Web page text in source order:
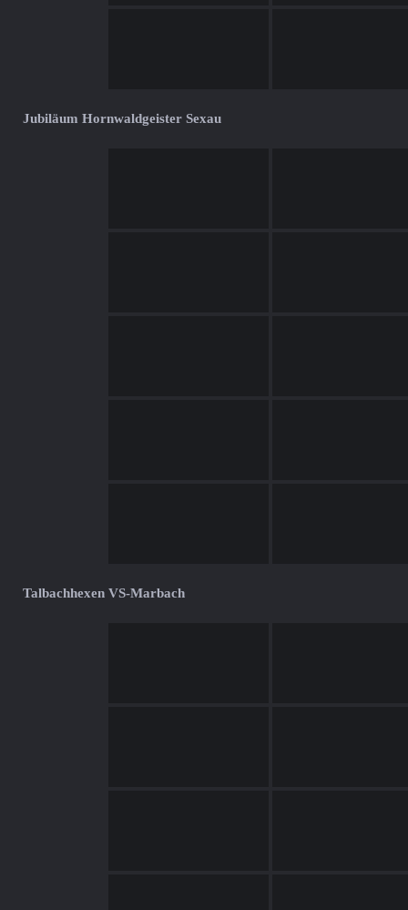
Jubiläum Hornwaldgeister Sexau
Talbachhexen VS-Marbach